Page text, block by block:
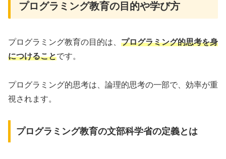
プログラミング教育の目的や学び方
プログラミング教育の目的は、 プログラミング的思考を身
につけることです。
プログラミング的思考は、論理的思考の一部で、効率が重
視されます。
プログラミング教育の文部科学省の定義とは